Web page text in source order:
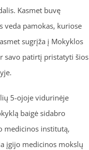
Kasmet buvę
pamokas, kuriose
sugrįža į Mokyklos
savo patirtį pristatyti šios
5-ojoje vidurinėje
baigė sidabro
medicinos institutą,
įgijo medicinos mokslų